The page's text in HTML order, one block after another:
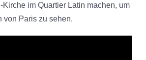
im Quartier Latin machen, um
von Paris zu sehen.